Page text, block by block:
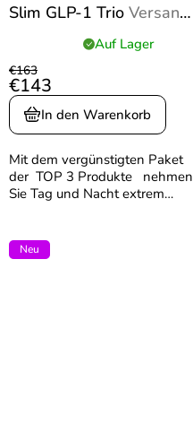
Slim GLP-1 Trio Versand
ab dem 23. Oktober
durchschnittliche
Produktbewertung
ist
4,9
von
5
Sternen.
Auf Lager
€163
€143
In den Warenkorb
Mit dem vergünstigten Paket
der TOP 3 Produkte nehmen
Sie Tag und Nacht extrem
Ihre Schönheit. Dank der
Kombination von SLIM...
Neu